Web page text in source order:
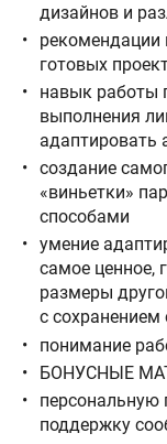
дизайнов и
рекомендации
готовых
навык работы
выполнения
адаптировать
создание
«виньетки»
способами
умение
самое ценное,
размеры
с
понимание
БОНУСНЫЕ
персональную
поддержку